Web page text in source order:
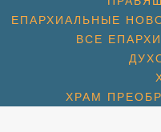
ЕПАРХИАЛЬНЫЕ
ВСЕ
ХРАМ